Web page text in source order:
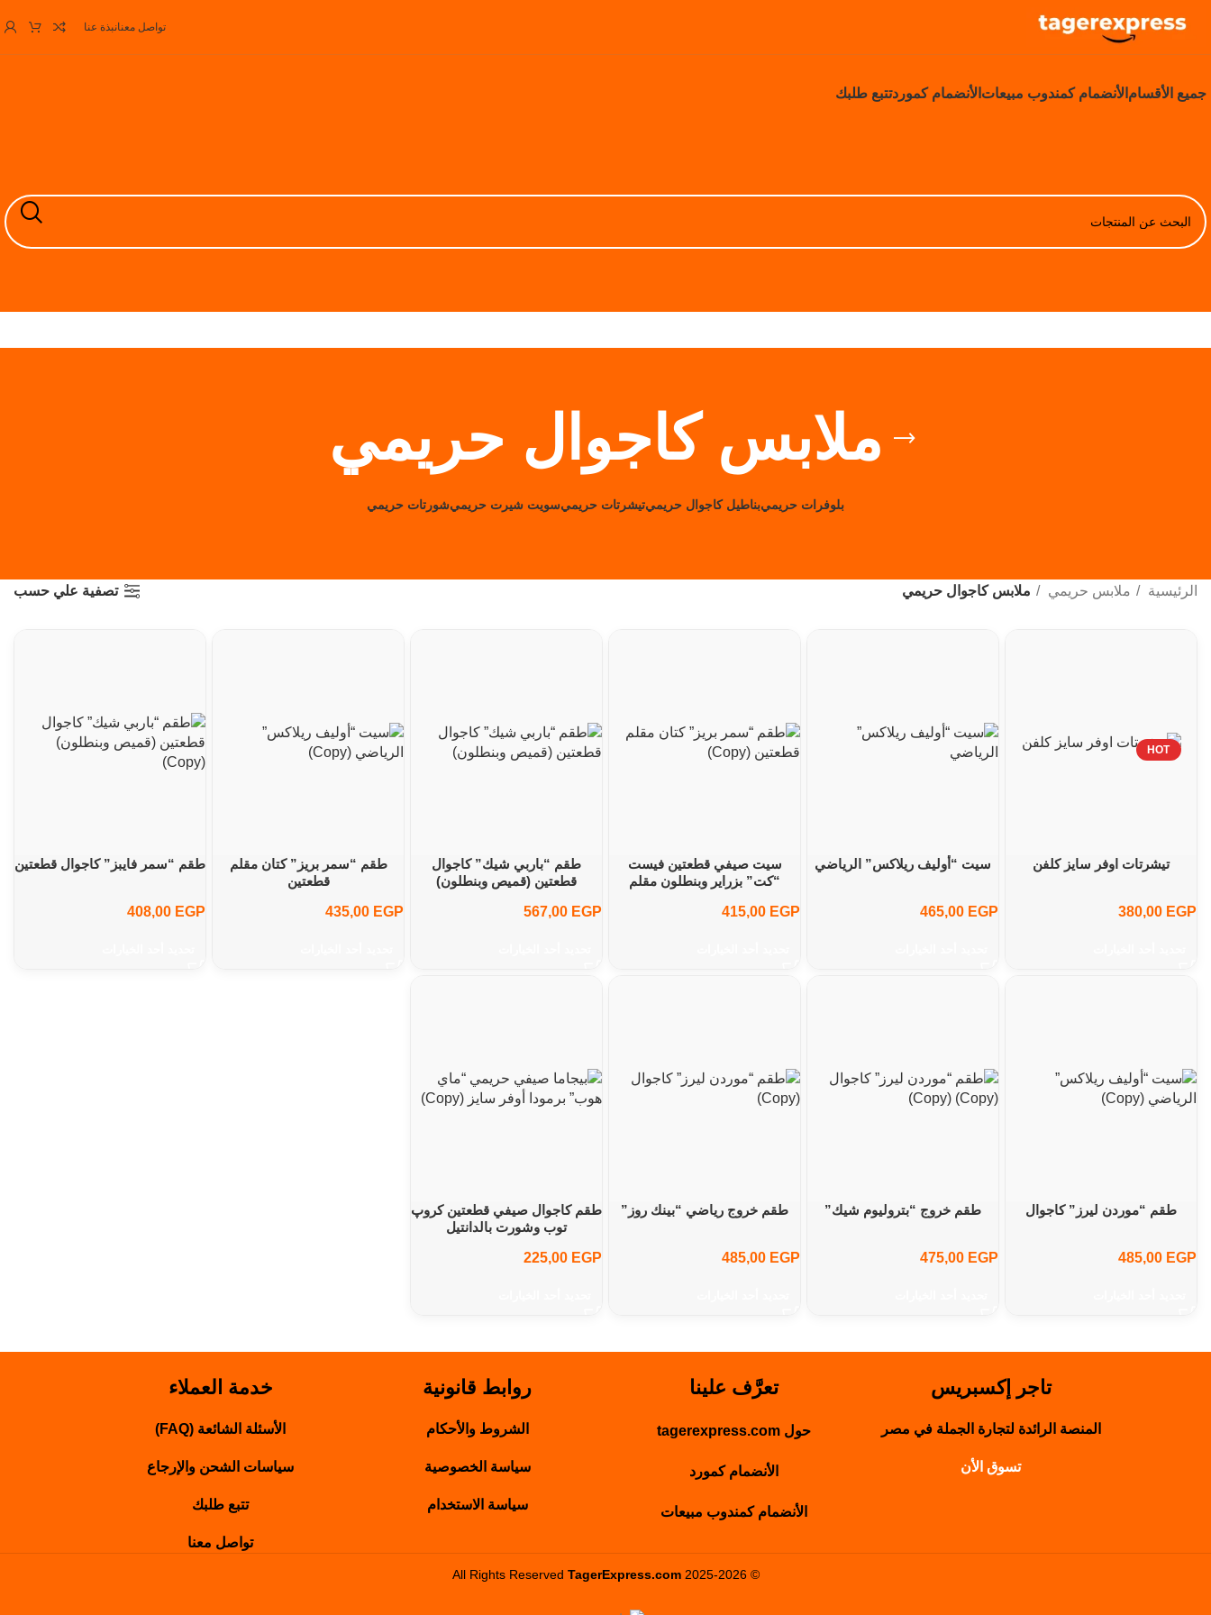
تواصل معنانبذة عنا
جميع الأقسام الأنضمام كمندوب مبيعات الأنضمام كموردتتبع طلبك
ملابس كاجوال حريمي
بلوفرات حريميبناطيل كاجوال حريميتيشرتات حريميسويت شيرت حريميشورتات حريمي
الرئيسية ملابس حريمي ملابس كاجوال حريمي تصفية علي حسب
HOT
تيشرتات اوفر سايز كلفن
380,00 EGP
سيت “أوليف ريلاكس” الرياضي
465,00 EGP
سيت صيفي قطعتين فيست
“كت” بزراير وبنطلون مقلم
415,00 EGP
طقم “باربي شيك” كاجوال
قطعتين (قميص وبنطلون)
567,00 EGP
طقم “سمر بريز” كتان مقلم
قطعتين
435,00 EGP
طقم “سمر فايبز” كاجوال قطعتين
408,00 EGP
طقم “موردن ليرز” كاجوال
485,00 EGP
طقم خروج “بتروليوم شيك”
475,00 EGP
طقم خروج رياضي “بينك روز”
485,00 EGP
طقم كاجوال صيفي قطعتين كروپ
توب وشورت بالدانتيل
225,00 EGP
تاجر إكسبريس
المنصة الرائدة لتجارة الجملة في مصر
تسوق الأن
تعرَّف علينا
حول tagerexpress.com
الأنضمام كمورد
الأنضمام كمندوب مبيعات
روابط قانونية
الشروط والأحكام
سياسة الخصوصية
سياسة الاستخدام
خدمة العملاء
الأسئلة الشائعة (FAQ)
سياسات الشحن والإرجاع
تتبع طلبك
تواصل معنا
© All Rights Reserved
TagerExpress.com 2025-2026